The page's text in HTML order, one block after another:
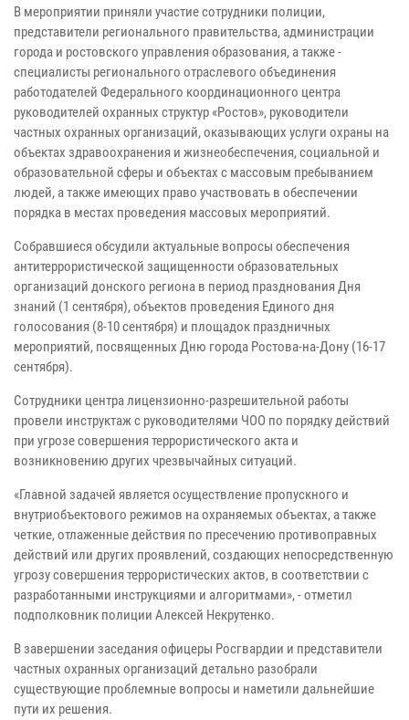
В мероприятии приняли участие сотрудники полиции,
представители регионального правительства, администрации
города и ростовского управления образования, а также -
специалисты регионального отраслевого объединения
работодателей Федерального координационного центра
руководителей охранных структур «Ростов», руководители
частных охранных организаций, оказывающих услуги охраны на
объектах здравоохранения и жизнеобеспечения, социальной и
образовательной сферы и объектах с массовым пребыванием
людей, а также имеющих право участвовать в обеспечении
порядка в местах проведения массовых мероприятий.
Собравшиеся обсудили актуальные вопросы обеспечения
антитеррористической защищенности образовательных
организаций донского региона в период празднования Дня
знаний (1 сентября), объектов проведения Единого дня
голосования (8-10 сентября) и площадок праздничных
мероприятий, посвященных Дню города Ростова-на-Дону (16-17
сентября).
Сотрудники центра лицензионно-разрешительной работы
провели инструктаж с руководителями ЧОО по порядку действий
при угрозе совершения террористического акта и
возникновению других чрезвычайных ситуаций.
«Главной задачей является осуществление пропускного и
внутриобъектового режимов на охраняемых объектах, а также
четкие, отлаженные действия по пресечению противоправных
действий или других проявлений, создающих непосредственную
угрозу совершения террористических актов, в соответствии с
разработанными инструкциями и алгоритмами», - отметил
подполковник полиции Алексей Некрутенко.
В завершении заседания офицеры Росгвардии и представители
частных охранных организаций детально разобрали
существующие проблемные вопросы и наметили дальнейшие
пути их решения.